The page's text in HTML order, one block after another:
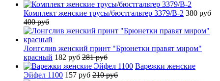
Комплект женские трусы/бюстгальтер 3379/B-2 380 руб
400 руб
Лонгслив женский принт "Брюнетки правят миром"
красный 182 руб 281 руб
Варежки женские
Эйфел 1100 157 руб 210 руб